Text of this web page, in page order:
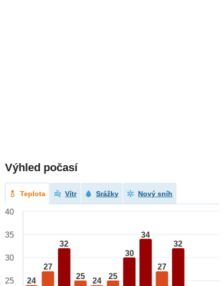
Výhled počasí
Teplota Vítr Srážky Nový sníh
24
27
32
25
24
25
30
34
27
32
40
35
30
25